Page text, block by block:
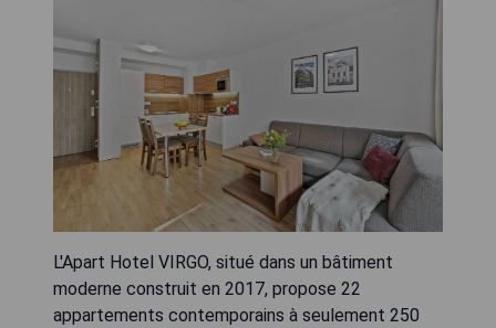
L'Apart Hotel VIRGO, situé dans un bâtiment
moderne construit en 2017, propose 22
appartements contemporains à seulement 250